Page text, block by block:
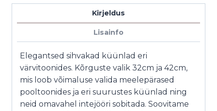
Kirjeldus
Lisainfo
Elegantsed sihvakad küünlad eri
värvitoonides. Kõrguste valik 32cm ja 42cm,
mis loob võimaluse valida meelepärased
pooltoonides ja eri suurustes küünlad ning
neid omavahel intejööri sobitada. Soovitame